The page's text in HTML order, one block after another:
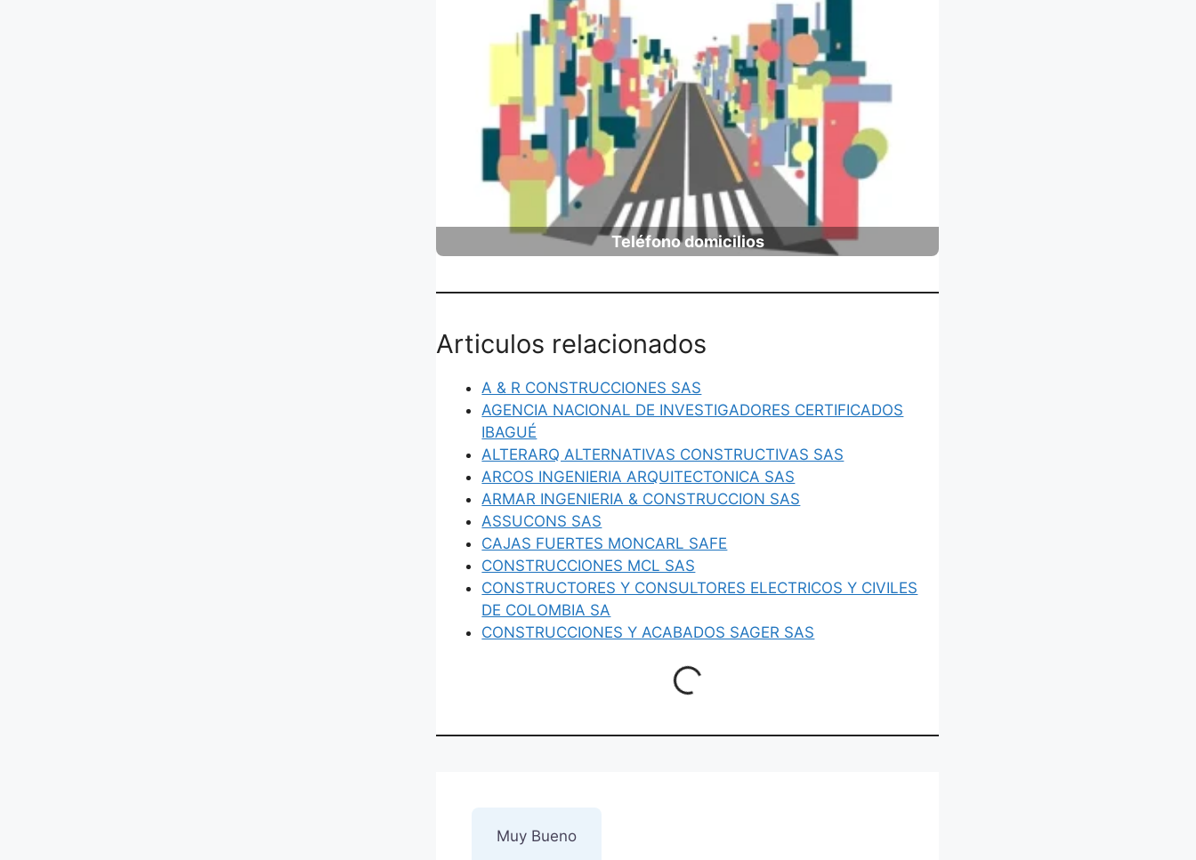
Teléfono domicilios
Articulos relacionados
A & R CONSTRUCCIONES SAS
AGENCIA NACIONAL DE INVESTIGADORES CERTIFICADOS
IBAGUÉ
ALTERARQ ALTERNATIVAS CONSTRUCTIVAS SAS
ARCOS INGENIERIA ARQUITECTONICA SAS
ARMAR INGENIERIA & CONSTRUCCION SAS
ASSUCONS SAS
CAJAS FUERTES MONCARL SAFE
CONSTRUCCIONES MCL SAS
CONSTRUCTORES Y CONSULTORES ELECTRICOS Y CIVILES
DE COLOMBIA SA
CONSTRUCCIONES Y ACABADOS SAGER SAS
Loading...
Muy Bueno